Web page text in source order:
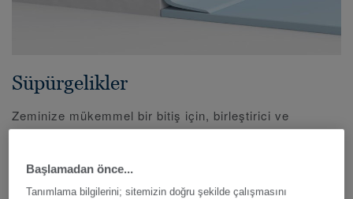
Süpürgelikler
Zeminize mükemmel bir bitiş için, birleştirici ve
Süpürgeliklerimiz, farklı uygulama ve zemin tiplerine
uyacak şekilde farklı şekil, boyut ve formatlarda
Başlamadan önce...
Tanımlama bilgilerini; sitemizin doğru şekilde çalışmasını